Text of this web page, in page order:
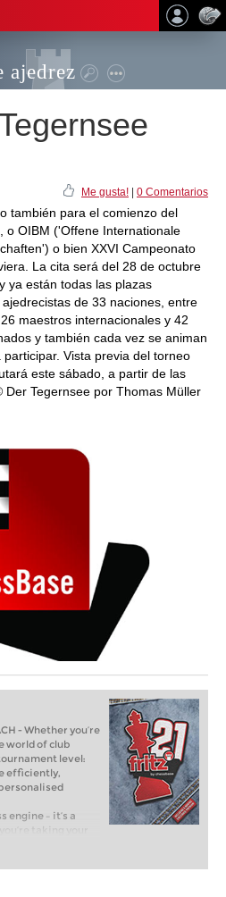
ajedrez
Me gusta! 0 Comentarios
también para el comienzo del
o OIBM ('Offene Internationale
o bien XXVI Campeonato
La cita será del 28 de octubre
ya están todas las plazas
de 33 naciones, entre
maestros internacionales y 42
y también cada vez se animan
Vista previa del torneo
este sábado, a partir de las
Der Tegernsee por Thomas Müller
- Whether you’re
world of club
level:
efficiently,
engine – it’s a
taking your
chess, or already
FRITZ, you can
and with a